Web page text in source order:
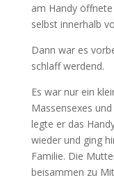
am Handy
selbst innerhalb
Dann war es
schlaff werdend.
Es war nur ein
Massensexes
legte er das
wieder und ging
Familie. Die
beisammen zu